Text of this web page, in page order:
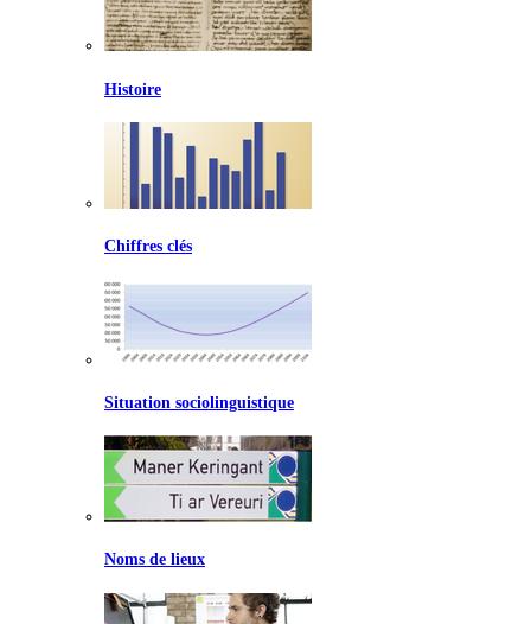
Histoire
Chiffres clés
Situation sociolinguistique
Noms de lieux